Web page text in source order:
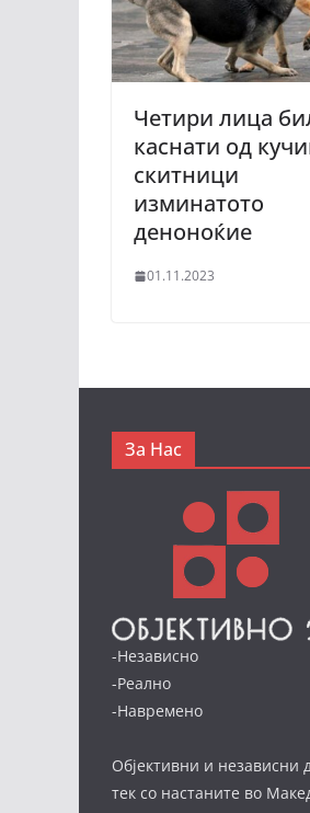
Четири лица
каснати од
скитници
изминатото
деноноќие
01.11.2023
За Нас
-Независно
-Реално
-Навремено
Објективни и независни
тек со настаните во